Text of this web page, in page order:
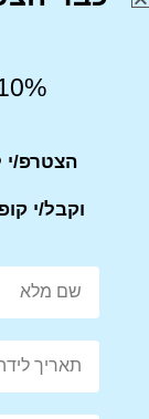
מוצרים
10% הנחה לקניה
הצטרפ/י
וקבל/י קופון של 10%